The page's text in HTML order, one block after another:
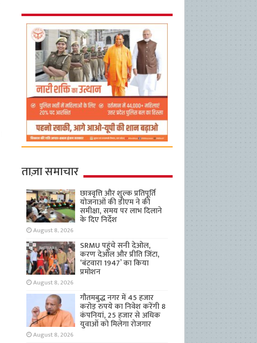
ताज़ा समाचार
छात्रवृत्ति और शुल्क प्रतिपूर्ति
योजनाओं की डीएम ने की
समीक्षा, समय पर लाभ दिलाने
के दिए निर्देश
August 8, 2026
SRMU पहुंचे सनी देओल,
करण देओल और प्रीति जिंटा,
‘बंटवारा 1947’ का किया
प्रमोशन
August 8, 2026
गौतमबुद्ध नगर में 45 हजार
करोड़ रुपये का निवेश करेंगी 8
कंपनियां, 25 हजार से अधिक
युवाओं को मिलेगा रोजगार
August 8, 2026